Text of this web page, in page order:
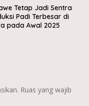
Tetap Jadi Sentra
Padi Terbesar di
pada Awal 2025
Ruas yang wajib